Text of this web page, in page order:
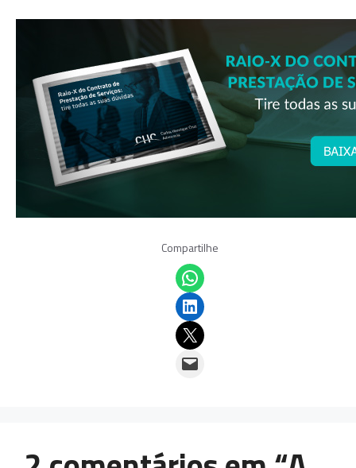
Compartilhe
Share on WhatsApp
Share on LinkedIn
Email this Page
Email this Page